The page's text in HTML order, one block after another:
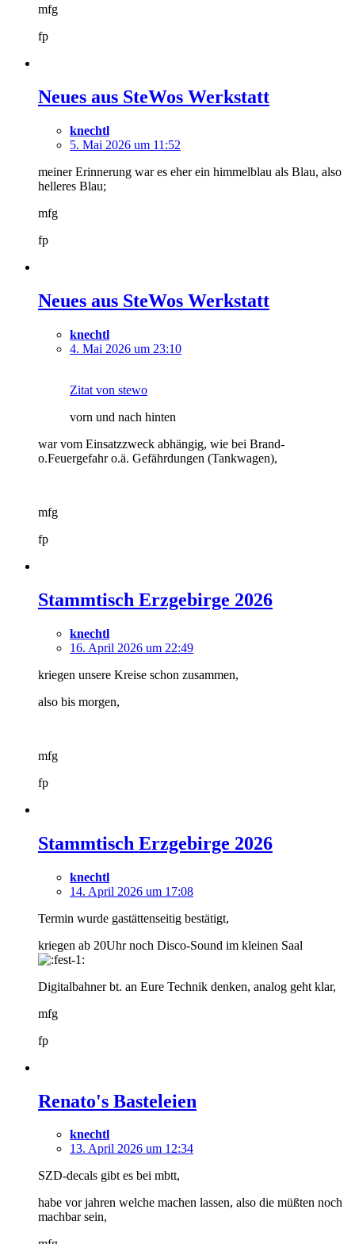
mfg
fp
Neues aus SteWos Werkstatt
knechtl
5. Mai 2026 um 11:52
meiner Erinnerung war es eher ein himmelblau als Blau, also
helleres Blau;
mfg
fp
Neues aus SteWos Werkstatt
knechtl
4. Mai 2026 um 23:10
Zitat von stewo
vorn und nach hinten
war vom Einsatzzweck abhängig, wie bei Brand-
o.Feuergefahr o.ä. Gefährdungen (Tankwagen),
mfg
fp
Stammtisch Erzgebirge 2026
knechtl
16. April 2026 um 22:49
kriegen unsere Kreise schon zusammen,
also bis morgen,
mfg
fp
Stammtisch Erzgebirge 2026
knechtl
14. April 2026 um 17:08
Termin wurde gastättenseitig bestätigt,
kriegen ab 20Uhr noch Disco-Sound im kleinen Saal
Digitalbahner bt. an Eure Technik denken, analog geht klar,
mfg
fp
Renato's Basteleien
knechtl
13. April 2026 um 12:34
SZD-decals gibt es bei mbtt,
habe vor jahren welche machen lassen, also die müßten noch
machbar sein,